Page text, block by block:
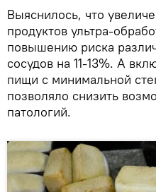
Выяснилось, что
продуктов ультра-
повышению риска
сосудов на 11-13%. А
пищи с минимальной
позволяло снизить
патологий.